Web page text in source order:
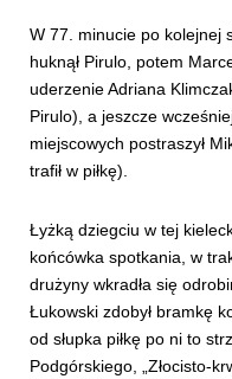
W 77. minucie po kolejnej
huknął Pirulo, potem
uderzenie Adriana
Pirulo), a jeszcze
miejscowych postraszył
trafił w piłkę).
Łyżką dziegciu w tej
końcówka spotkania, w
drużyny wkradła się
Łukowski zdobył bramkę
od słupka piłkę po ni to
Podgórskiego, „Złocisto-